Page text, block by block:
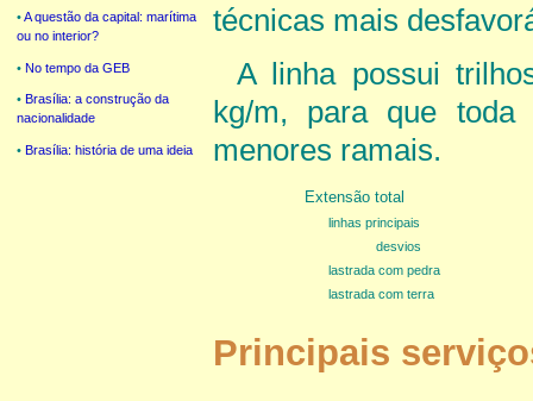
•A questão da capital: marítima
ou no interior?
• No tempo da GEB
• Brasília: a construção da
nacionalidade
• Brasília: história de uma ideia
técnicas mais
A linha possui
kg/m, para que
menores ramais.
Extensão total
linhas principais
desvios
lastrada com pedra
lastrada com terra
Principais